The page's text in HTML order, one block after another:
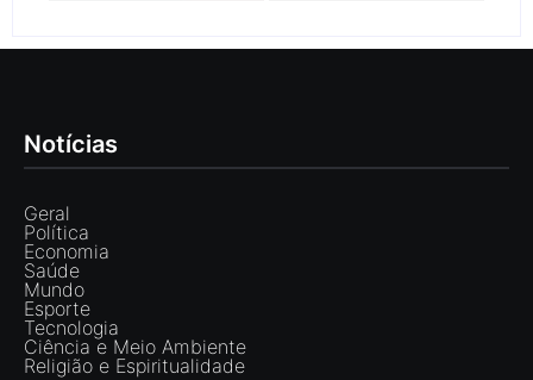
Notícias
Geral
Política
Economia
Saúde
Mundo
Esporte
Tecnologia
Ciência e Meio Ambiente
Religião e Espiritualidade